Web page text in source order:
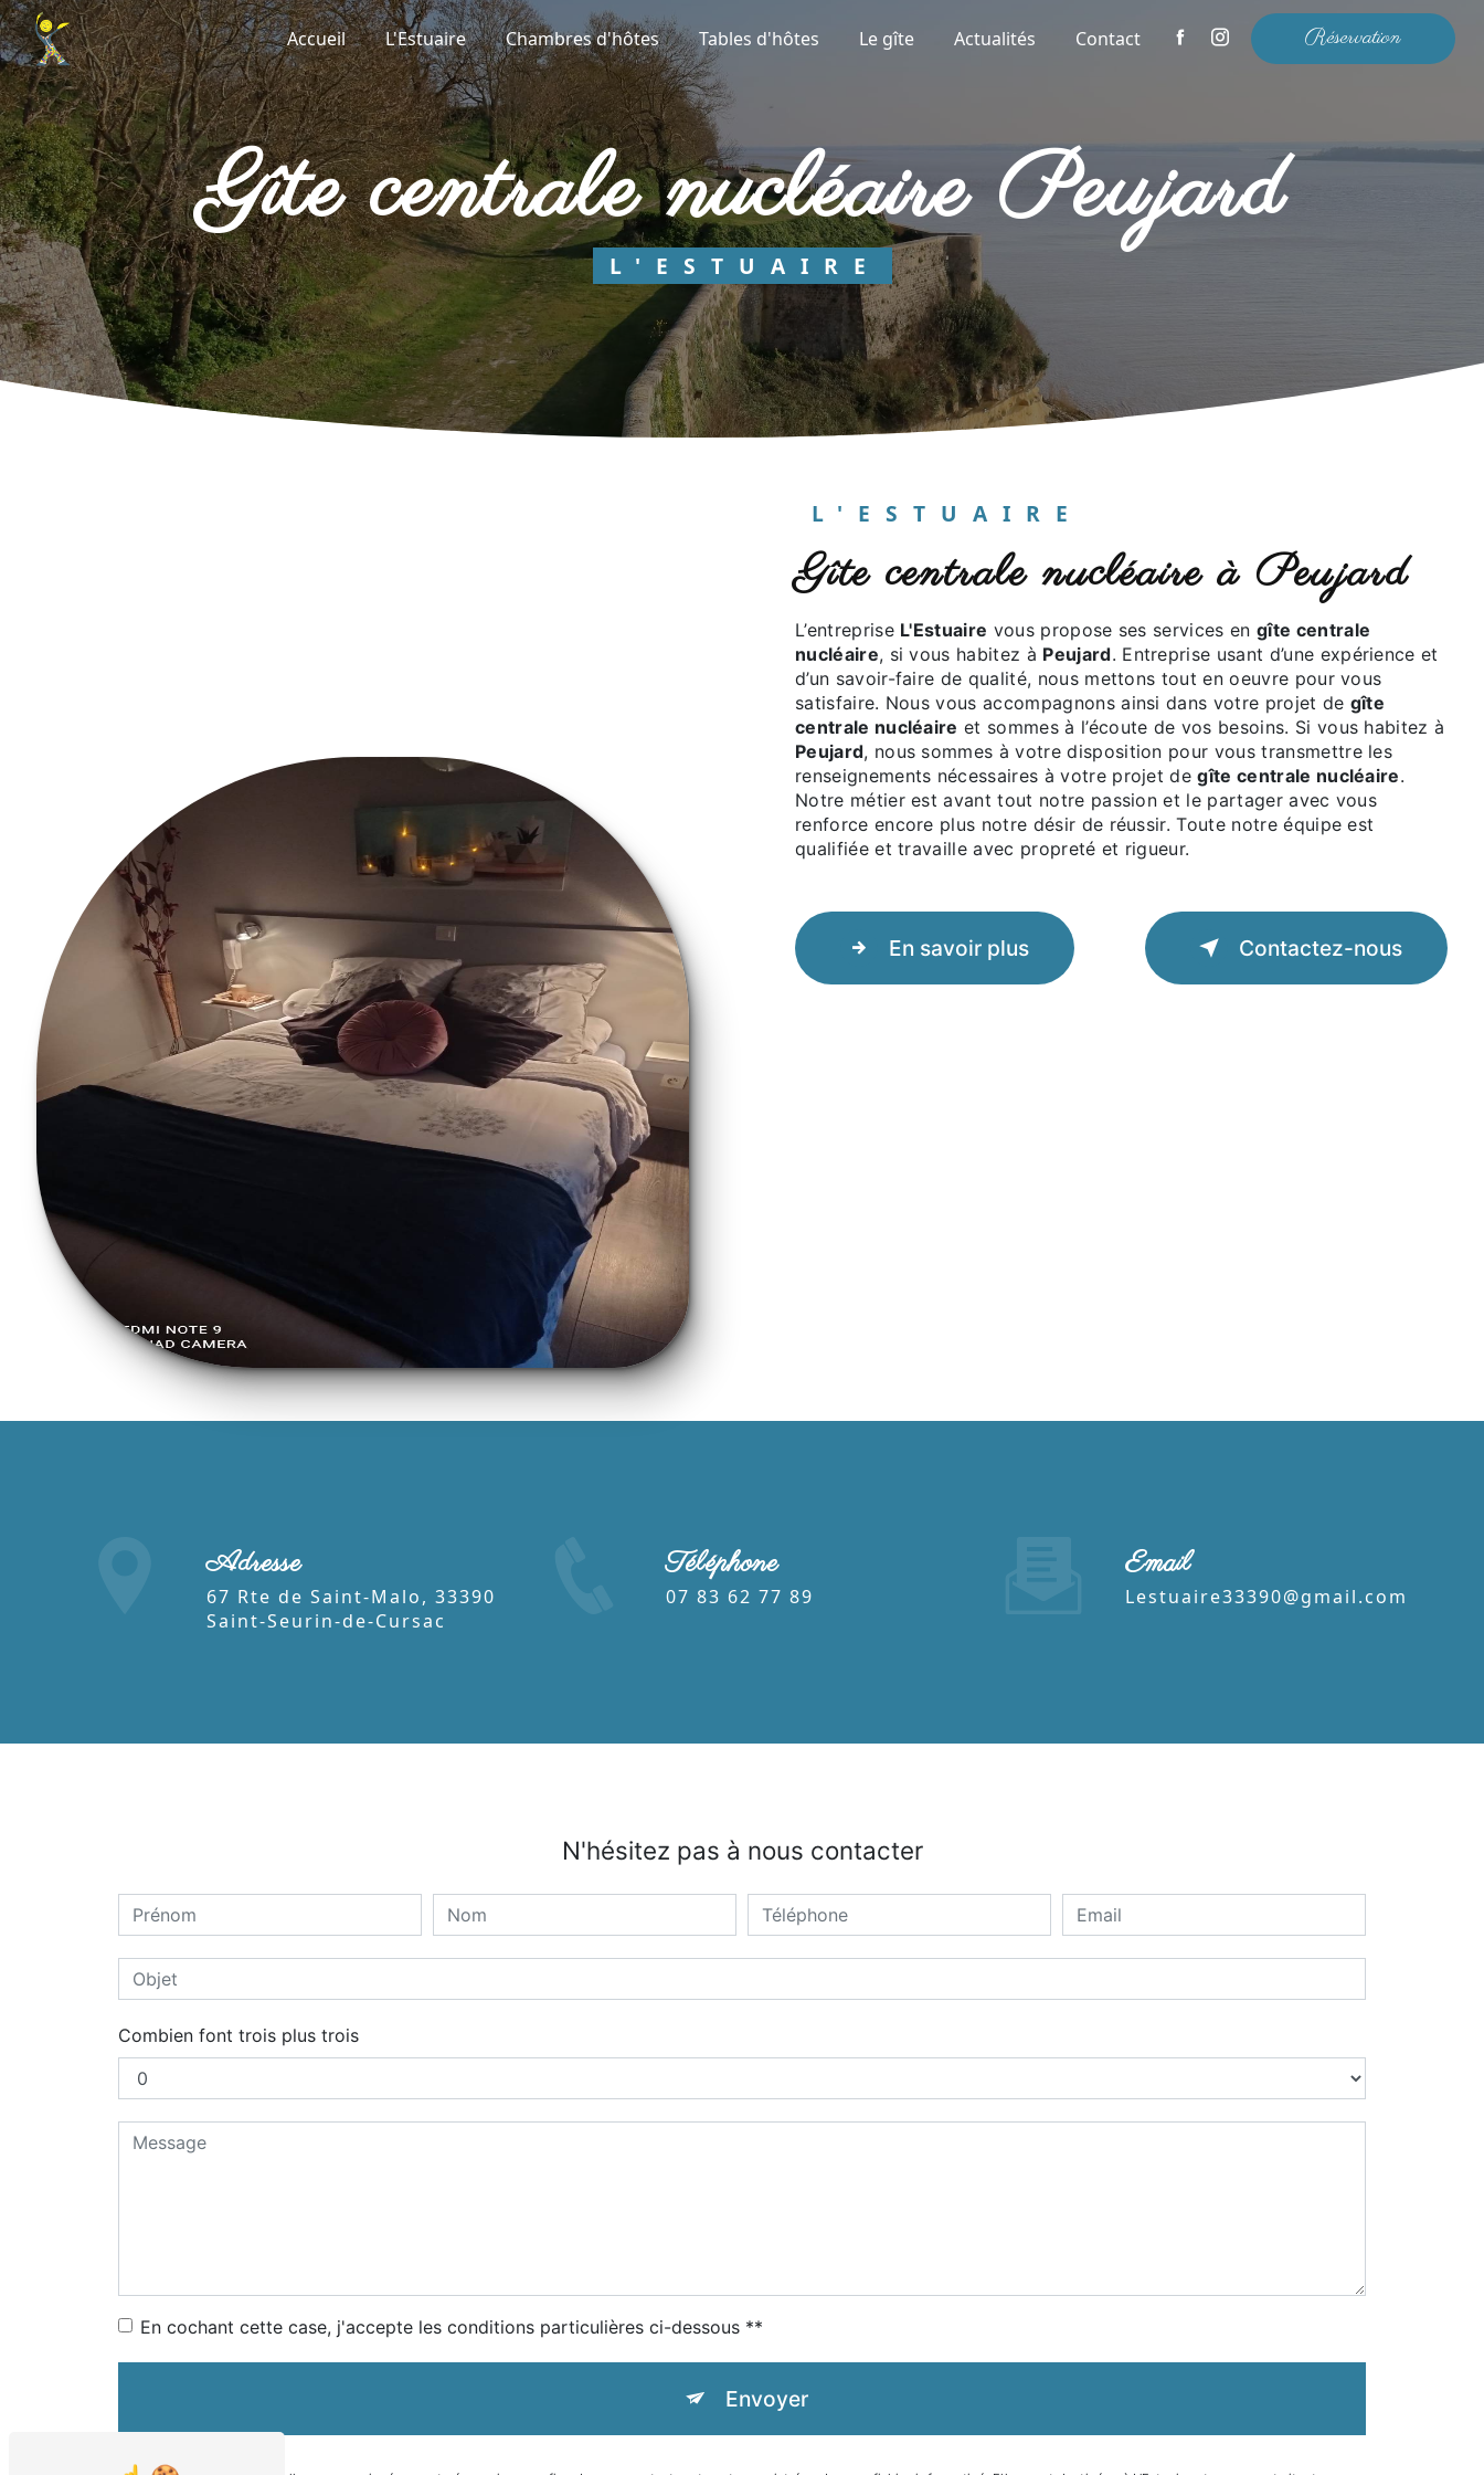
Accueil L'Estuaire Chambres d'hôtes Tables d'hôtes Le gîte Actualités Contact Réservation
gîte centrale nucléaire Peujard
L'ESTUAIRE
L'ESTUAIRE
gîte centrale nucléaire à Peujard
L’entreprise L'Estuaire vous propose ses services en gîte centrale
nucléaire, si vous habitez à Peujard. Entreprise usant d’une expérience et
d’un savoir-faire de qualité, nous mettons tout en oeuvre pour vous
satisfaire. Nous vous accompagnons ainsi dans votre projet de gîte
centrale nucléaire et sommes à l’écoute de vos besoins. Si vous habitez à
Peujard, nous sommes à votre disposition pour vous transmettre les
renseignements nécessaires à votre projet degîte centrale nucléaire.
Notre métier est avant tout notre passion et le partager avec vous
renforce encore plus notre désir de réussir. Toute notre équipe est
qualifiée et travaille avec propreté et rigueur.
En savoir plus Contactez-nous
Adresse
67 Rte de Saint-Malo, 33390
Saint-Seurin-de-Cursac
Téléphone
07 83 62 77 89
Email
lestuaire33390@gmail.com
N'hésitez pas à nous contacter
Combien font trois plus trois
En cochant cette case, j'accepte les conditions particulières ci-dessous **
Envoyer
Panneau de gestion des cookies